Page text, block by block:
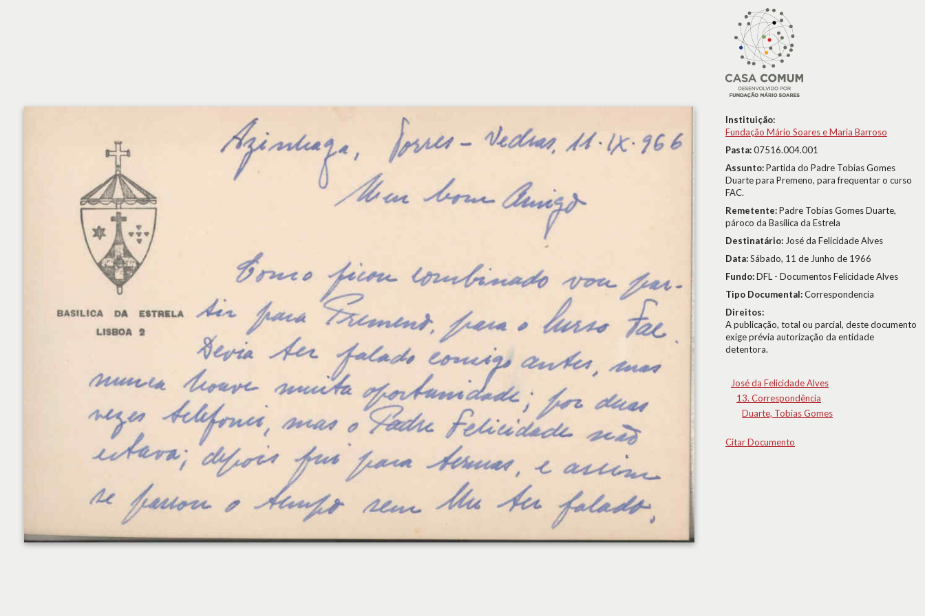
Instituição:
Fundação Mário Soares e Maria Barroso
Pasta:07516.004.001
Assunto:Partida do Padre Tobias Gomes
Duarte para Premeno, para frequentar o curso
FAC.
Remetente:Padre Tobias Gomes Duarte,
pároco da Basílica da Estrela
Destinatário: José da Felicidade Alves
Data:Sábado, 11 de Junho de 1966
Fundo:DFL - Documentos Felicidade Alves
Tipo Documental:Correspondencia
Direitos:
A publicação, total ou parcial, deste documento
exige prévia autorização da entidade
detentora.
José da Felicidade Alves
13. Correspondência
Duarte, Tobias Gomes
Citar Documento